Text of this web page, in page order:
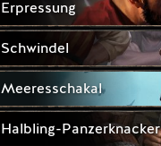
Erpressung
Schwindel
Meeresschakal
Halbling-Panzerknacker